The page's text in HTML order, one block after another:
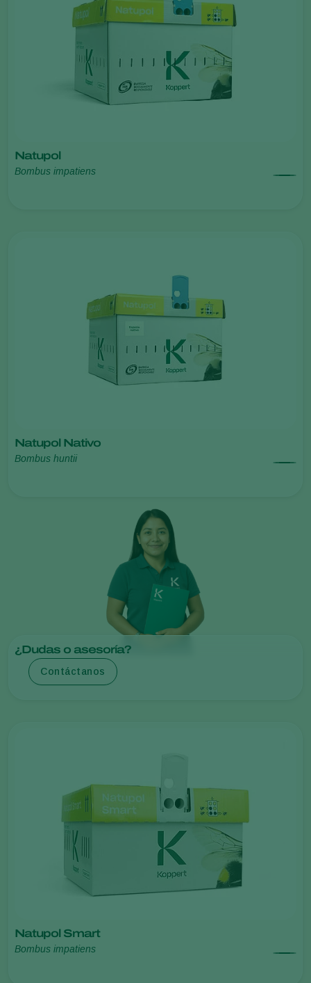
Natupol
Bombus impatiens
Natupol Nativo
Bombus huntii
Natupol Smart
Bombus impatiens
¿Dudas o asesoría?
Contáctanos